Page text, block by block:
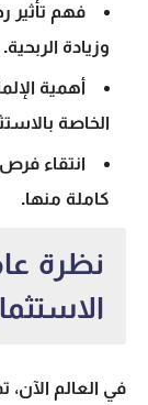
فهم تأثير
وزيادة الربحية.
أهمية
الخاصة
انتقاء
كاملة منها.
نظرة
في العالم الآن،